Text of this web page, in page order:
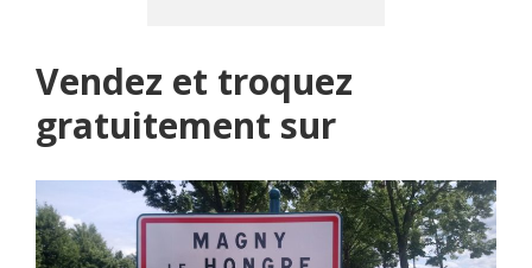
Vendez et troquez
gratuitement sur